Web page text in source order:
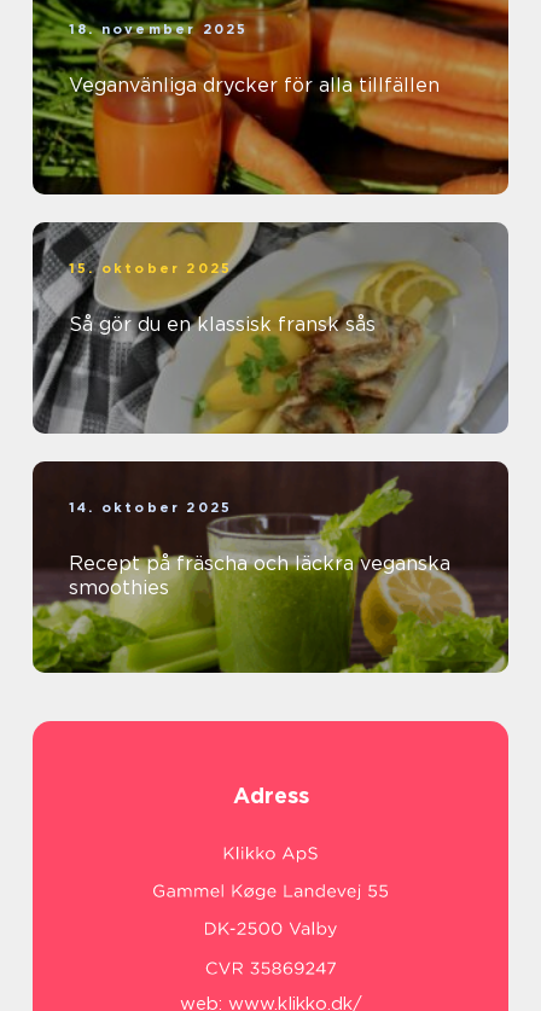
18. november 2025
Veganvänliga drycker för alla tillfällen
15. oktober 2025
Så gör du en klassisk fransk sås
14. oktober 2025
Recept på fräscha och läckra veganska
smoothies
Adress
web: www.klikko.dk/